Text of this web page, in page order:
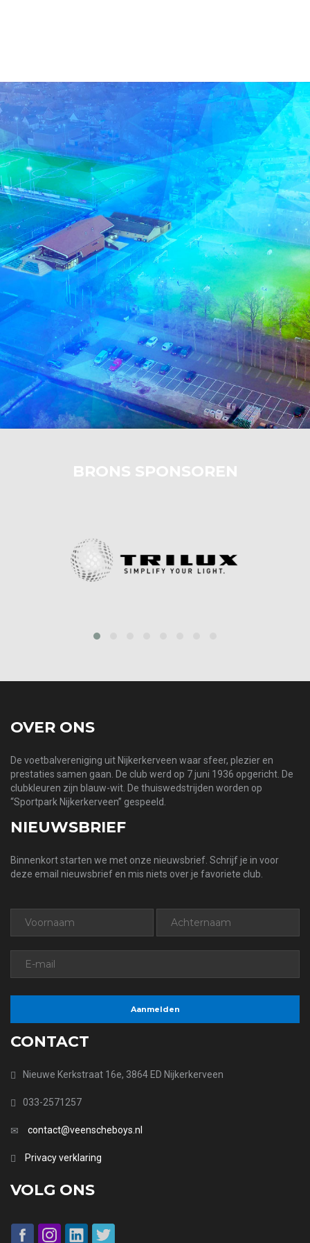
BRONS SPONSOREN
OVER ONS
De voetbalvereniging uit Nijkerkerveen waar sfeer, plezier en
prestaties samen gaan. De club werd op 7 juni 1936 opgericht. De
clubkleuren zijn blauw-wit. De thuiswedstrijden worden op
“Sportpark Nijkerkerveen” gespeeld.
NIEUWSBRIEF
Binnenkort starten we met onze nieuwsbrief. Schrijf je in voor
deze email nieuwsbrief en mis niets over je favoriete club.
CONTACT
Nieuwe Kerkstraat 16e, 3864 ED Nijkerkerveen
033-2571257
contact@veenscheboys.nl
Privacy verklaring
VOLG ONS